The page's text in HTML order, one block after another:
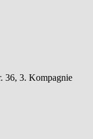
36, 3. Kompagnie